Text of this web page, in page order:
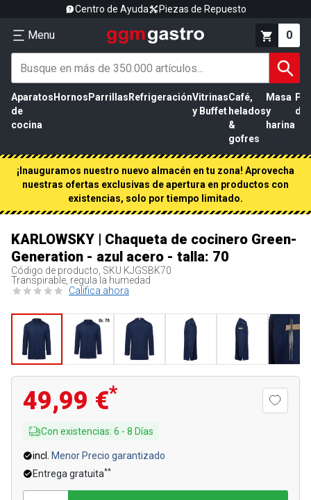
Centro de Ayuda Piezas de Repuesto
Menu 0
Aparatos
de
cocina
Hornos Parrillas RefrigeraciónVitrinas
y Buffet
Café,
helados
&
gofres
Masa
y
harina
de
¡Inauguramos nuestro nuevo almacén en tu zona! Aprovecha
nuestras ofertas exclusivas de apertura en productos con
existencias, solo por tiempo limitado.
KARLOWSKY | Chaqueta de cocinero Green-
Generation - azul acero - talla: 70
Código de producto, SKU KJGSBK70
Transpirable, regula la humedad
Califica ahora
49,99 €*
Con existencias: 6 - 8 Días
incl.
Menor Precio garantizado
Entrega gratuita**